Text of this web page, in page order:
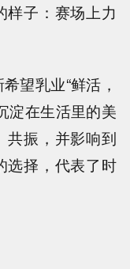
样子：赛场上力
望乳业“鲜活，
淀在生活里的美
共振，并影响到
选择，代表了时